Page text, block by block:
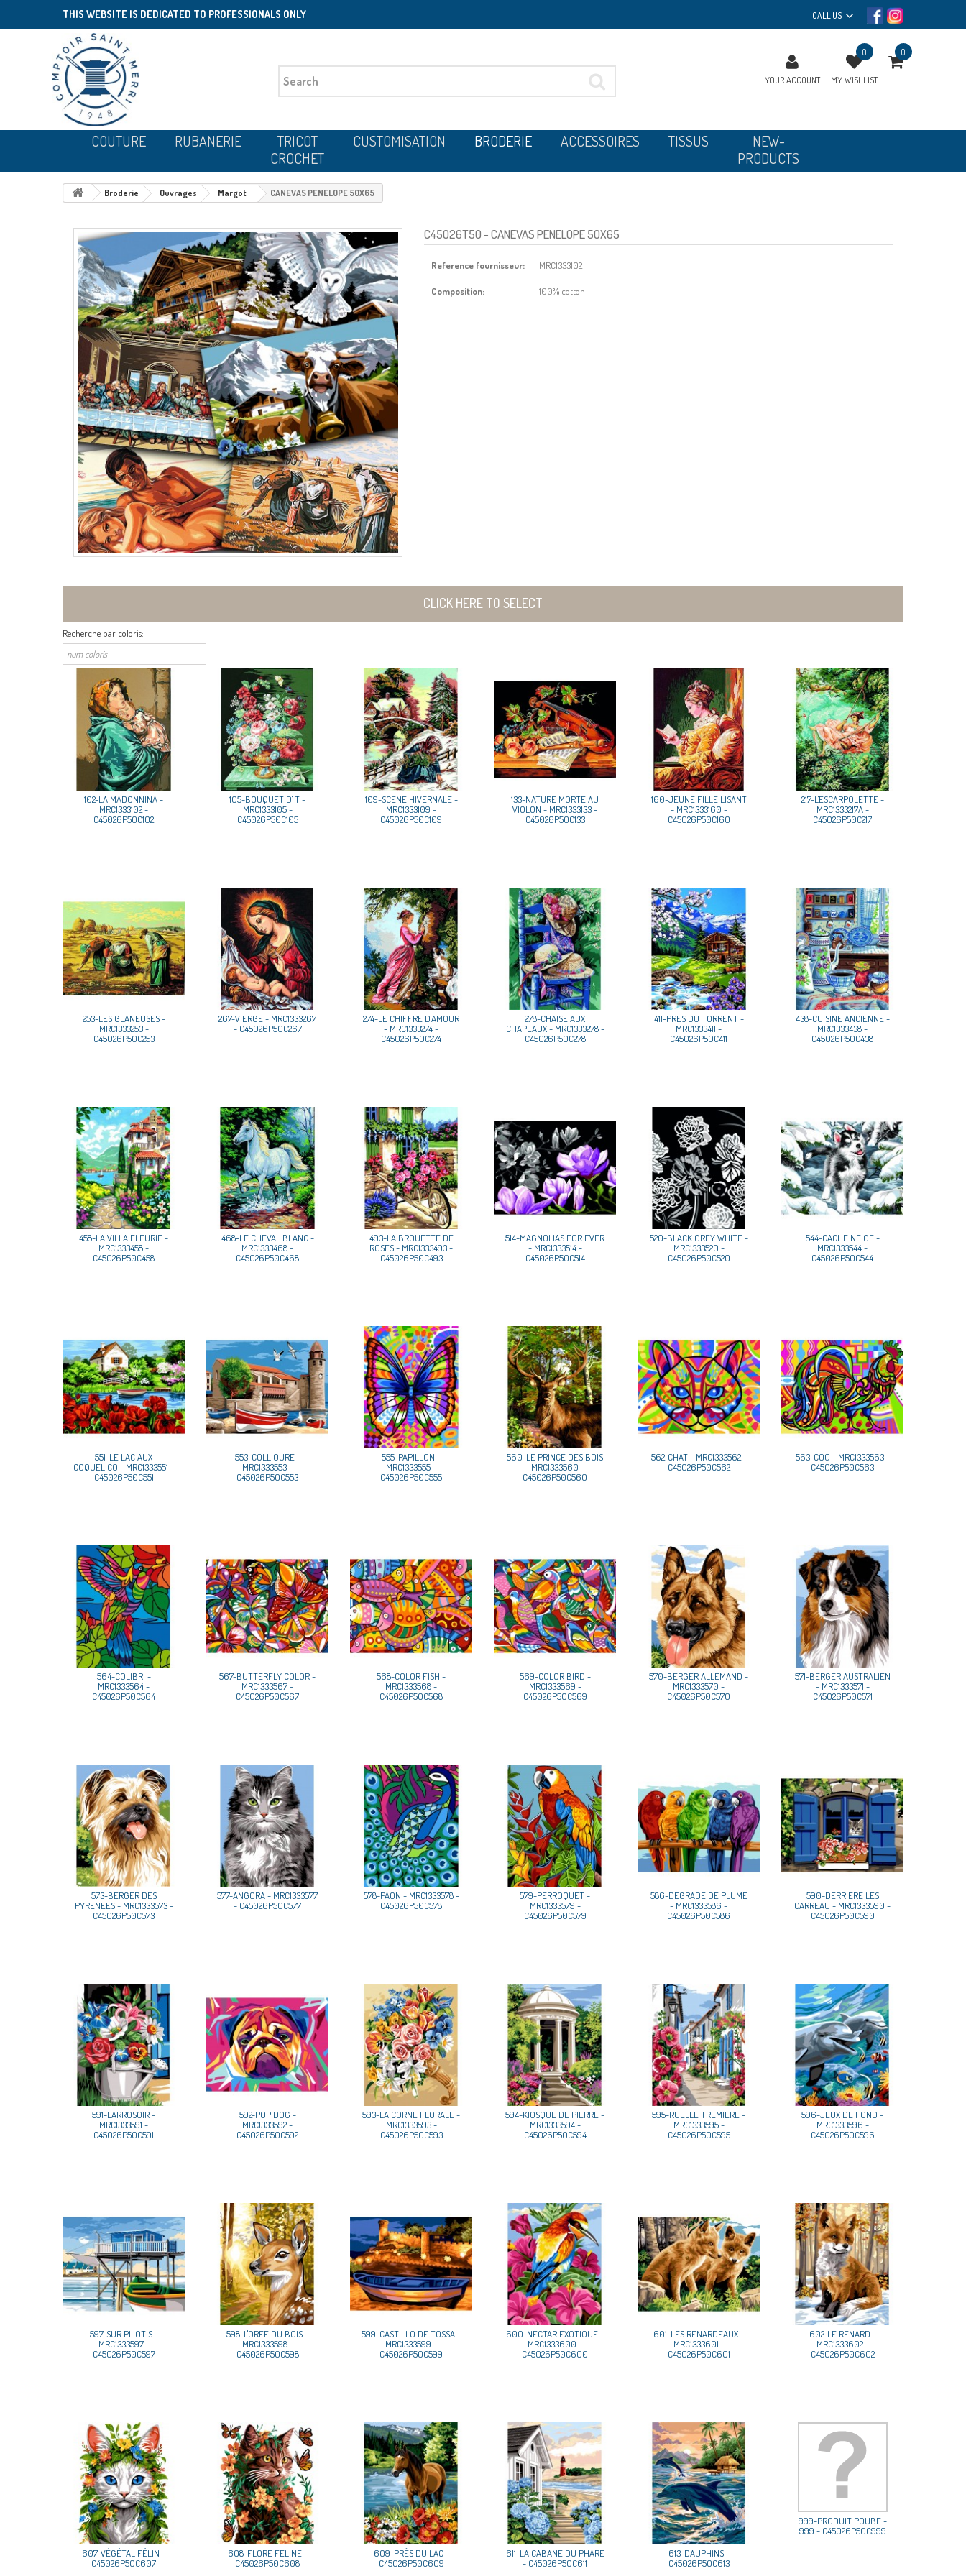
THIS WEBSITE IS DEDICATED TO PROFESSIONALS ONLY CALL US
YOUR ACCOUNT
0
MY WISHLIST
0
COUTURE RUBANERIE
TRICOT
CROCHET
CUSTOMISATION BRODERIE ACCESSOIRES TISSUS
NEW-
PRODUCTS
Broderie Ouvrages Margot CANEVAS PENELOPE 50X65
C45026T50- CANEVAS PENELOPE 50X65
Reference fournisseur: MRC1333102
Composition: 100% cotton
CLICK HERE TO SELECT
Recherche par coloris:
102-LA MADONNINA -
MRC1333102 -
C45026P50C102
105-BOUQUET D' T -
MRC1333105 -
C45026P50C105
109-SCENE HIVERNALE -
MRC1333109 -
C45026P50C109
133-NATURE MORTE AU
VIOLON - MRC1333133 -
C45026P50C133
160-JEUNE FILLE LISANT
- MRC1333160 -
C45026P50C160
217-L'ESCARPOLETTE -
MRC1333217A -
C45026P50C217
253-LES GLANEUSES -
MRC1333253 -
C45026P50C253
267-VIERGE - MRC1333267
- C45026P50C267
274-LE CHIFFRE D'AMOUR
- MRC1333274 -
C45026P50C274
278-CHAISE AUX
CHAPEAUX - MRC1333278 -
C45026P50C278
411-PRES DU TORRENT -
MRC1333411 -
C45026P50C411
438-CUISINE ANCIENNE -
MRC1333438 -
C45026P50C438
458-LA VILLA FLEURIE -
MRC1333458 -
C45026P50C458
468-LE CHEVAL BLANC -
MRC1333468 -
C45026P50C468
493-LA BROUETTE DE
ROSES - MRC1333493 -
C45026P50C493
514-MAGNOLIAS FOR EVER
- MRC1333514 -
C45026P50C514
520-BLACK GREY WHITE -
MRC1333520 -
C45026P50C520
544-CACHE NEIGE -
MRC1333544 -
C45026P50C544
551-LE LAC AUX
COQUELICO - MRC1333551 -
C45026P50C551
553-COLLIOURE -
MRC1333553 -
C45026P50C553
555-PAPILLON -
MRC1333555 -
C45026P50C555
560-LE PRINCE DES BOIS
- MRC1333560 -
C45026P50C560
562-CHAT - MRC1333562 -
C45026P50C562
563-COQ - MRC1333563 -
C45026P50C563
564-COLIBRI -
MRC1333564 -
C45026P50C564
567-BUTTERFLY COLOR -
MRC1333567 -
C45026P50C567
568-COLOR FISH -
MRC1333568 -
C45026P50C568
569-COLOR BIRD -
MRC1333569 -
C45026P50C569
570-BERGER ALLEMAND -
MRC1333570 -
C45026P50C570
571-BERGER AUSTRALIEN
- MRC1333571 -
C45026P50C571
573-BERGER DES
PYRENEES - MRC1333573 -
C45026P50C573
577-ANGORA - MRC1333577
- C45026P50C577
578-PAON - MRC1333578 -
C45026P50C578
579-PERROQUET -
MRC1333579 -
C45026P50C579
586-DEGRADE DE PLUME
- MRC1333586 -
C45026P50C586
590-DERRIERE LES
CARREAU - MRC1333590 -
C45026P50C590
591-L'ARROSOIR -
MRC1333591 -
C45026P50C591
592-POP DOG -
MRC1333592 -
C45026P50C592
593-LA CORNE FLORALE -
MRC1333593 -
C45026P50C593
594-KIOSQUE DE PIERRE -
MRC1333594 -
C45026P50C594
595-RUELLE TREMIERE -
MRC1333595 -
C45026P50C595
596-JEUX DE FOND -
MRC1333596 -
C45026P50C596
597-SUR PILOTIS -
MRC1333597 -
C45026P50C597
598-L'OREE DU BOIS -
MRC1333598 -
C45026P50C598
599-CASTILLO DE TOSSA -
MRC1333599 -
C45026P50C599
600-NECTAR EXOTIQUE -
MRC1333600 -
C45026P50C600
601-LES RENARDEAUX -
MRC1333601 -
C45026P50C601
602-LE RENARD -
MRC1333602 -
C45026P50C602
607-VÉGÉTAL FÉLIN -
C45026P50C607
608-FLORE FELINE -
C45026P50C608
609-PRÈS DU LAC -
C45026P50C609
611-LA CABANE DU PHARE
- C45026P50C611
613-DAUPHINS -
C45026P50C613
999-PRODUIT POUBE -
999 - C45026P50C999